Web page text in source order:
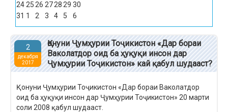
242526 272829 30
31 1 2 3 4 5 6
2
декабря
2017
Қонуни Ҷумҳурии Тоҷикистон «Дар бораи
Ваколатдор оид ба ҳуқуқи инсон дар
Ҷумҳурии Тоҷикистон» кай қабул шудааст?
Қонуни Ҷумҳурии Тоҷикистон «Дар бораи Ваколатдор
оид ба ҳуқуқи инсон дар Ҷумҳурии Тоҷикистон» 20 марти
соли 2008 қабул шудааст.